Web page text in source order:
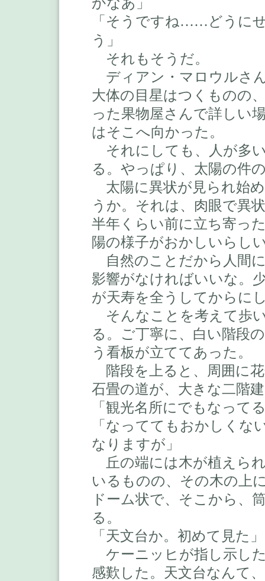
「そうですね……どうに
う」
それもそうだ。
ディアン・マロウルさ
大体の目星はつくものの
った果物屋さんで詳しい
はそこへ向かった。
それにしても、人が多
る。やっぱり、太陽の件
太陽に異状が見られ始
うか。それは、肉眼で異
半年くらい前に立ち寄っ
陽の様子がおかしいらし
自然のことだから人間
影響がなければいいな。
が天寿を全うしてからに
そんなことを考えて歩
る。ご丁寧に、白い階段
う看板が立ててあった。
階段を上ると、周囲に
石畳の道が、大きな二階
「観光名所にでもなって
「なっててもおかしくな
なりますが」
丘の端には木が植えら
いるものの、その木の上
ドーム状で、そこから、
る。
「天文台か。初めて見た」
ケーニッヒが指し示し
感歎した。天文台なんて